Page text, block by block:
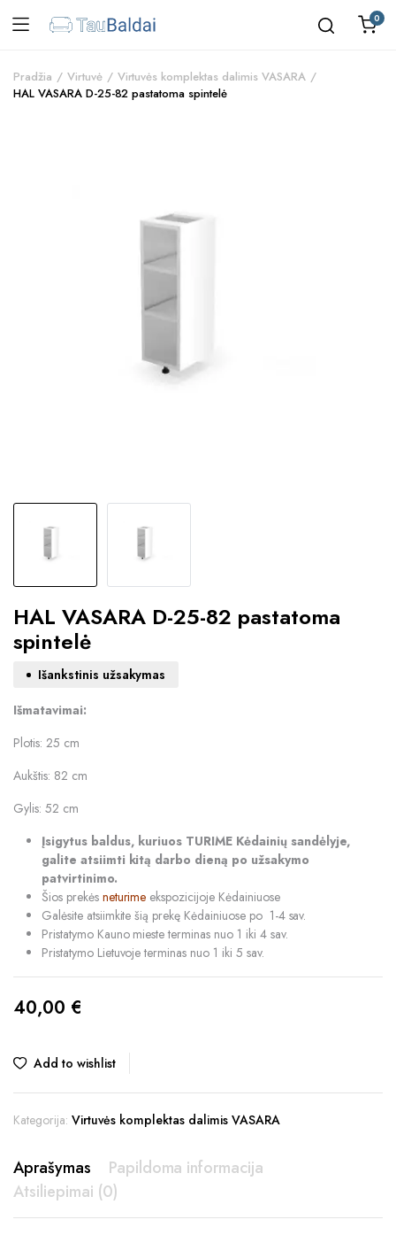
0
Pradžia Virtuvė
Virtuvės komplektas dalimis VASARA
HAL VASARA D-25-82 pastatoma spintelė
HAL VASARA D-25-82 pastatoma
spintelė
Išankstinis užsakymas
Išmatavimai:
Plotis: 25 cm
Aukštis: 82 cm
Gylis: 52 cm
Įsigytus baldus, kuriuos TURIME Kėdainių sandėlyje,
galite atsiimti kitą darbo dieną po užsakymo
patvirtinimo.
Šios prekės neturime ekspozicijoje Kėdainiuose
Galėsite atsiimkite šią prekę Kėdainiuose po 1-4 sav.
Pristatymo Kauno mieste terminas nuo 1 iki 4 sav.
Pristatymo Lietuvoje terminas nuo 1 iki 5 sav.
40,00 €
Add to wishlist
Kategorija: Virtuvės komplektas dalimis VASARA
Aprašymas
Papildoma informacija
Atsiliepimai (0)